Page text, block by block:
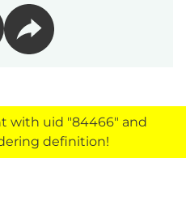
with uid "84466" and
definition!